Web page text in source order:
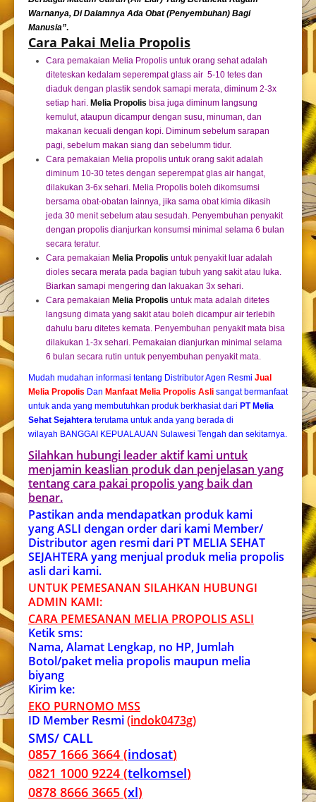
Warnanya, Di Dalamnya Ada Obat (Penyembuhan) Bagi
Manusia”.
Cara Pakai Melia Propolis
Cara pemakaian Melia Propolis untuk orang sehat adalah
diteteskan kedalam seperempat glass air 5-10 tetes dan
diaduk dengan plastik sendok samapi merata, diminum 2-3x
setiap hari. Melia Propolis bisa juga diminum langsung
kemulut, ataupun dicampur dengan susu, minuman, dan
makanan kecuali dengan kopi. Diminum sebelum sarapan
pagi, sebelum makan siang dan sebelumm tidur.
Cara pemakaian Melia propolis untuk orang sakit adalah
diminum 10-30 tetes dengan seperempat glas air hangat,
dilakukan 3-6x sehari. Melia Propolis boleh dikomsumsi
bersama obat-obatan lainnya, jika sama obat kimia dikasih
jeda 30 menit sebelum atau sesudah. Penyembuhan penyakit
dengan propolis dianjurkan konsumsi minimal selama 6 bulan
secara teratur.
Cara pemakaian Melia Propolis untuk penyakit luar adalah
dioles secara merata pada bagian tubuh yang sakit atau luka.
Biarkan samapi mengering dan lakuakan 3x sehari.
Cara pemakaian Melia Propolis untuk mata adalah ditetes
langsung dimata yang sakit atau boleh dicampur air terlebih
dahulu baru ditetes kemata. Penyembuhan penyakit mata bisa
dilakukan 1-3x sehari. Pemakaian dianjurkan minimal selama
6 bulan secara rutin untuk penyembuhan penyakit mata.
Mudah mudahan informasi tentang Distributor Agen Resmi Jual
Melia Propolis Dan Manfaat Melia Propolis Asli sangat bermanfaat
untuk anda yang membutuhkan produk berkhasiat dari PT Melia
Sehat Sejahtera terutama untuk anda yang berada di
wilayah BANGGAI KEPUALAUAN Sulawesi Tengah dan sekitarnya.
Silahkan hubungi leader aktif kami untuk
menjamin keaslian produk dan penjelasan yang
tentang cara pakai propolis yang baik dan
benar.
Pastikan anda mendapatkan produk kami
yang ASLI dengan order dari kami Member/
Distributor agen resmi dari PT MELIA SEHAT
SEJAHTERA yang menjual produk melia propolis
asli dari kami.
UNTUK PEMESANAN SILAHKAN HUBUNGI
ADMIN KAMI:
CARA PEMESANAN MELIA PROPOLIS ASLI
Ketik sms:
Nama, Alamat Lengkap, no HP, Jumlah
Botol/paket melia propolis maupun melia
biyang
Kirim ke:
EKO PURNOMO MSS
ID Member Resmi(indok0473g)
SMS/ CALL
0857 1666 3664 (indosat)
0821 1000 9224 (telkomsel)
0878 8666 3665 (xl)